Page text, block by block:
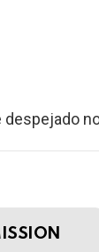
despejado